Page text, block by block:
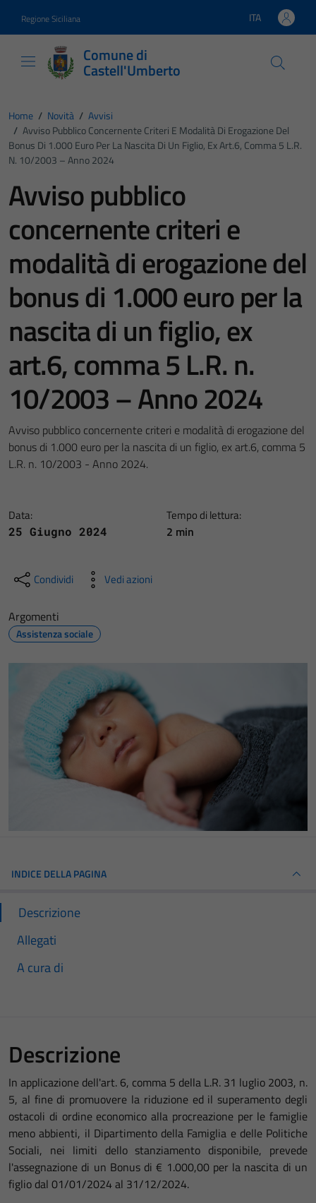
Regione Siciliana Lingua attiva:
ITA
Comune di
Castell'Umberto
Home / Novità / Avvisi
/ Avviso Pubblico Concernente Criteri E Modalità Di Erogazione Del
Bonus Di 1.000 Euro Per La Nascita Di Un Figlio, Ex Art.6, Comma 5 L.R.
N. 10/2003 – Anno 2024
Avviso pubblico
concernente criteri e
modalità di erogazione del
bonus di 1.000 euro per la
nascita di un figlio, ex
art.6, comma 5 L.R. n.
10/2003 – Anno 2024
Avviso pubblico concernente criteri e modalità di erogazione del
bonus di 1.000 euro per la nascita di un figlio, ex art.6, comma 5
L.R. n. 10/2003 - Anno 2024.
Data:
25 Giugno 2024
Tempo di lettura:
2 min
Condividi Vedi azioni
Argomenti
Assistenza sociale
INDICE DELLA PAGINA
Descrizione
Allegati
A cura di
Descrizione
In applicazione dell'art. 6, comma 5 della L.R. 31 luglio 2003, n.
5, al fine di promuovere la riduzione ed il superamento degli
ostacoli di ordine economico alla procreazione per le famiglie
meno abbienti, il Dipartimento della Famiglia e delle Politiche
Sociali, nei limiti dello stanziamento disponibile, prevede
l'assegnazione di un Bonus di € 1.000,00 per la nascita di un
figlio dal 01/01/2024 al 31/12/2024.